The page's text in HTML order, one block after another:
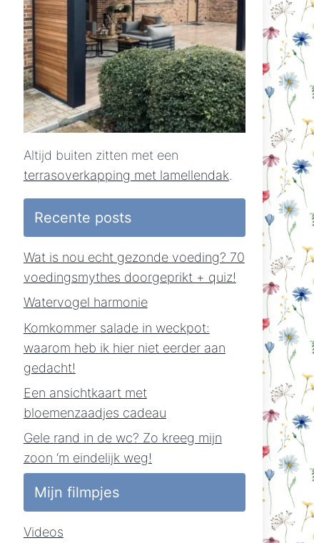
Altijd buiten zitten met een
terrasoverkapping met lamellendak.
Recente posts
Wat is nou echt gezonde voeding? 70
voedingsmythes doorgeprikt + quiz!
Watervogel harmonie
Komkommer salade in weckpot:
waarom heb ik hier niet eerder aan
gedacht!
Een ansichtkaart met
bloemenzaadjes cadeau
Gele rand in de wc? Zo kreeg mijn
zoon ‘m eindelijk weg!
Mijn filmpjes
Videos